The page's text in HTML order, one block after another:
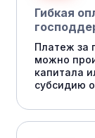
Гибкая
Платеж за
можно
капитала
субсидию